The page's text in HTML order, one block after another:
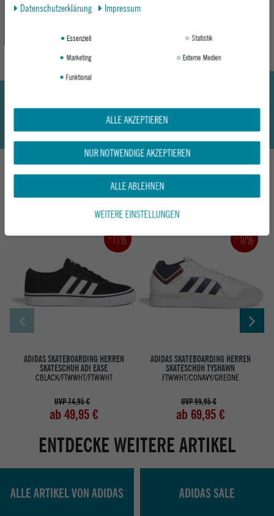
MEHR INFORMATIONEN ZUM EU VERANTWORTLICHEN »
DAS KÖNNTE DIR AUCH GEFALLEN
-33%
ADIDAS SKATEBOARDING HERREN
SKATESCHUH ADI EASE
CBLACK/FTWWHT/FTWWHT
UVP 74,95 €
ab 49,95 €
-30%
ADIDAS SKATEBOARDING HERREN
SKATESCHUH TYSHAWN
FTWWHT/CONAVY/GREONE
UVP 99,95 €
ab 69,95 €
ENTDECKE WEITERE ARTIKEL
ALLE ARTIKEL VON ADIDAS ADIDAS SALE
Daten­schutz­erklärung
Impressum
Essenziell
Statistik
Marketing
Externe Medien
Funktional
ALLE AKZEPTIEREN
NUR NOTWENDIGE AKZEPTIEREN
ALLE ABLEHNEN
WEITERE EINSTELLUNGEN